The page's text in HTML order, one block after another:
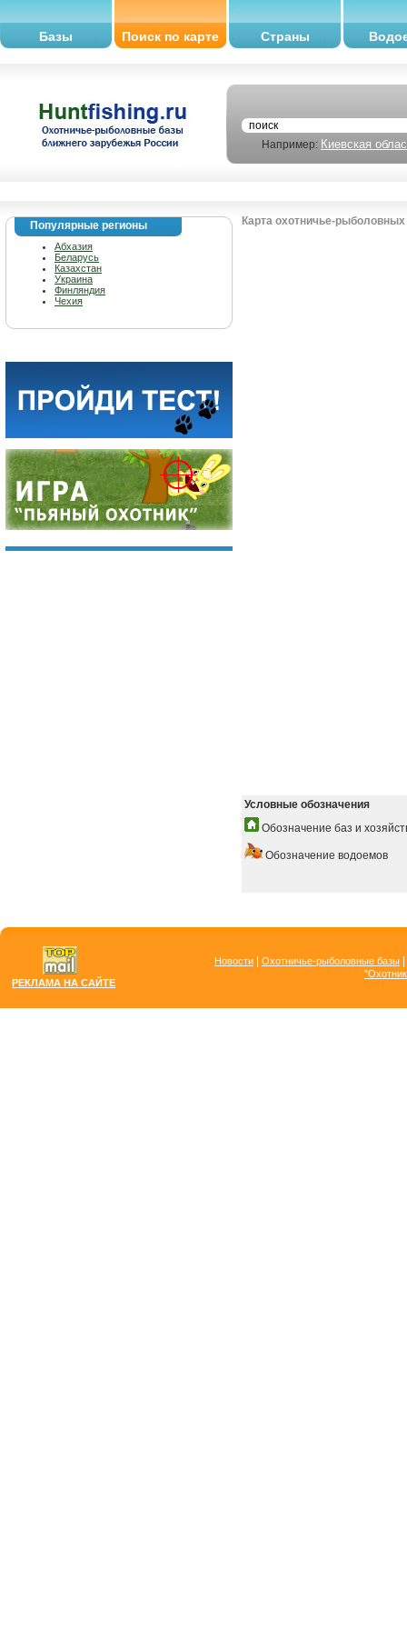
Базы Поиск по карте Страны
Например: Киевская
Популярные регионы
Абхазия
Беларусь
Казахстан
Украина
Финляндия
Чехия
Карта охотничье-рыболовных
Условные обозначения
Обозначение баз и
Обозначение водоемов
РЕКЛАМА НА САЙТЕ
Новости Охотничье-рыболовные базы